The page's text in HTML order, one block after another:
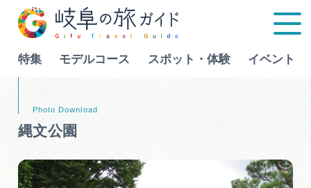
特集 モデルコース スポット・体験 イベント
特集
Language
縄文公園